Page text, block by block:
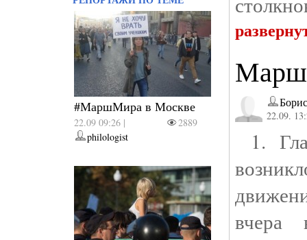
#МаршМира в Москве
22.09 09:26 |
2889
philologist
Марш
22.09.
1.
вчера